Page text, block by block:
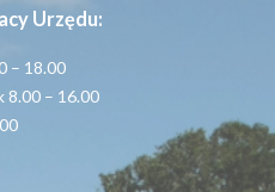
Urzędu:
– 18.00
– 16.00